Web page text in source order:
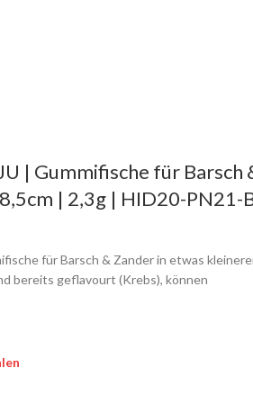
| Gummifische für Barsch
| 2,3g | HID20-PN21-
für Barsch & Zander in etwas
bereits geflavourt (Krebs), können